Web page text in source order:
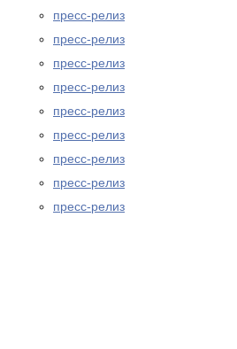
пресс-релиз
пресс-релиз
пресс-релиз
пресс-релиз
пресс-релиз
пресс-релиз
пресс-релиз
пресс-релиз
пресс-релиз